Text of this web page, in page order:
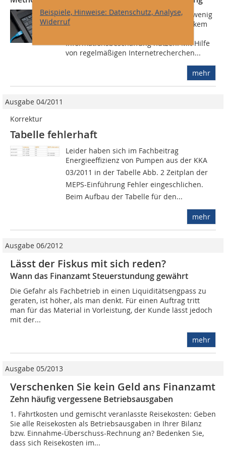
Beispiele, Hinweise: Datenschutz, Analyse,
Widerruf
Bei den Steuerpflichtigen ist noch zu wenig
bekannt, dass die Finanzämter in starkem
Informationsbeschaffung nutzen. Mit Hilfe
von regelmäßigen Internetrecherchen...
mehr
Ausgabe 04/2011
Korrektur
Tabelle fehlerhaft
Leider haben sich im Fachbeitrag
Energieeffizienz von Pumpen aus der KKA
03/2011 in der Tabelle Abb. 2 Zeitplan der
MEPS-Einführung Fehler eingeschlichen.
Beim Aufbau der Tabelle für den...
mehr
Ausgabe 06/2012
Lässt der Fiskus mit sich reden?
Wann das Finanzamt Steuerstundung gewährt
Die Gefahr als Fachbetrieb in einen Liquiditätsengpass zu
geraten, ist höher, als man denkt. Für einen Auftrag tritt
man für das Material in Vorleistung, der Kunde lässt jedoch
mit der...
mehr
Ausgabe 05/2013
Verschenken Sie kein Geld ans Finanzamt
Zehn häufig vergessene Betriebsausgaben
1. Fahrtkosten und gemischt veranlasste Reisekosten: Geben
Sie alle Reisekosten als Betriebsausgaben in Ihrer Bilanz
bzw. Einnahme-Überschuss-Rechnung an? Bedenken Sie,
dass sich Reisekosten im...